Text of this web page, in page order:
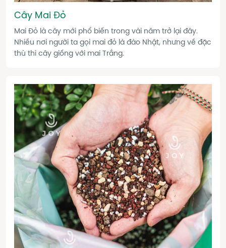
Cây Mai Đỏ
Mai Đỏ là cây mới phổ biến trong vài năm trở lại đây.
Nhiều nơi người ta gọi mai đỏ là đào Nhật, nhưng về đặc
thù thì cây giống với mai Trắng.